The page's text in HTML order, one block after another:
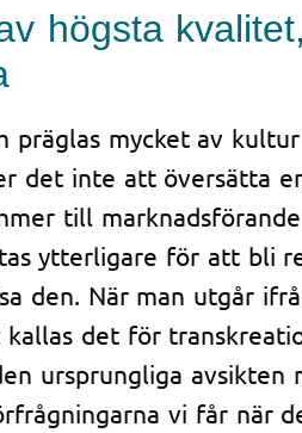
högsta
präglas mycket av
det inte att översätta
till
ytterligare för att bli
den. När man utgår
det för
ursprungliga avsikten
vi får när